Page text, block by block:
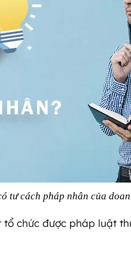
tư cách pháp nhân của
tổ chức được pháp luật